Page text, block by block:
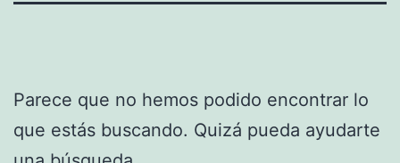
Parece que no hemos podido encontrar lo
que estás buscando. Quizá pueda ayudarte